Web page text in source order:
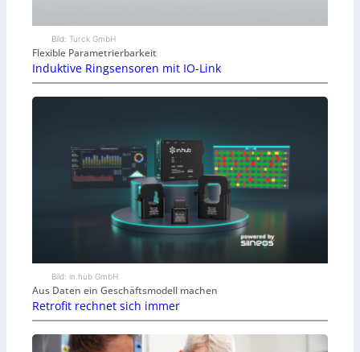
Bild: Turck GmbH
Flexible Parametrierbarkeit
Induktive Ringsensoren mit IO-Link
Bild: in.hub GmbH
Aus Daten ein Geschäftsmodell machen
Retrofit rechnet sich immer